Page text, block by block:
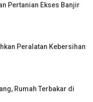
Pertanian Ekses Banjir
Peralatan Kebersihan
Rumah Terbakar di